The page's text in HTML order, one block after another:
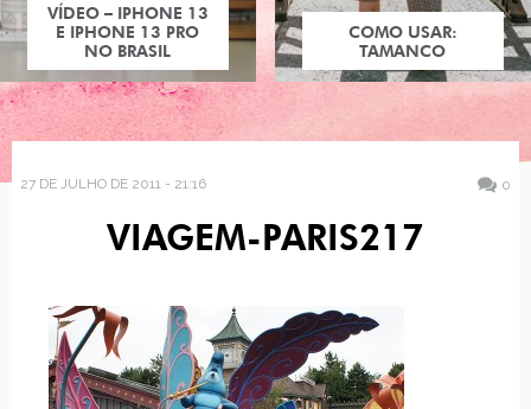
VÍDEO – IPHONE 13
E IPHONE 13 PRO
NO BRASIL
COMO USAR:
TAMANCO
27 DE JULHO DE 2011 - 21:16 0
VIAGEM-PARIS217